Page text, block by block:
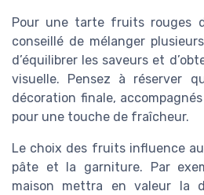
Pour une tarte fruits rouges
conseillé de mélanger
d’équilibrer les saveurs et
visuelle. Pensez à réserver
décoration finale,
pour une touche de fraîcheur.
Le choix des fruits influence
pâte et la garniture. Par
maison mettra en valeur la